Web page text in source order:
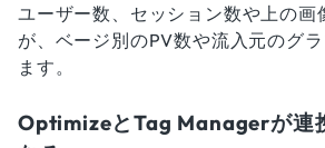
ユーザー数、セッション数や上の画
が、ベージ別のPV数や流入元のグ
ます。
OptimizeとTag Managerが連